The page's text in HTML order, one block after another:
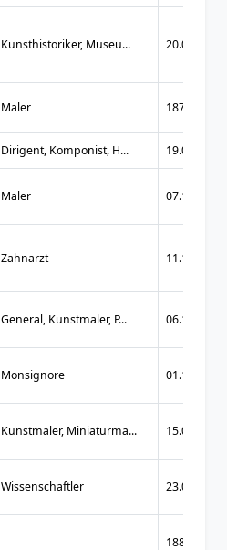
Kunsthistoriker, Museu... 20.05.1811
Maler 1874
Dirigent, Komponist, H... 19.08.1886
Maler 07.10.1878
Zahnarzt 11.11.1899
General, Kunstmaler, P... 06.12.1788
Monsignore 01.12.1916
Kunstmaler, Miniaturma... 15.05.1813
Wissenschaftler 23.08.1842
1880